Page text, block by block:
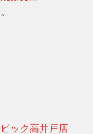
ピック高井戸店